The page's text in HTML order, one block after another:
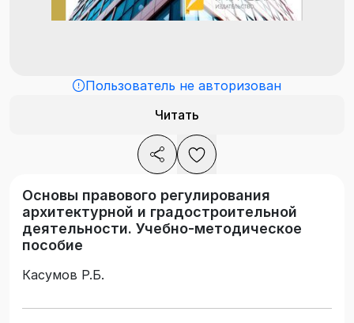
Пользователь не авторизован
Читать
Основы правового регулирования
архитектурной и градостроительной
деятельности. Учебно-методическое
пособие
Касумов Р.Б.